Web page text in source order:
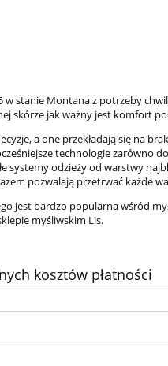
stanie Montana z potrzeby
skórze jak ważny jest komfort
a one przekładają się na
technologie zarówno
systemy odzieży od warstwy
pozwalają przetrwać każde
jest bardzo popularna wśród
myśliwskim Lis.
kosztów płatności